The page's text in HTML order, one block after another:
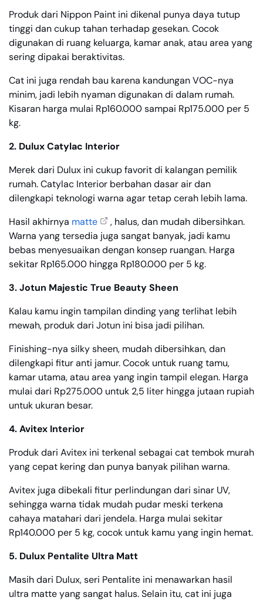
Produk dari Nippon Paint ini dikenal punya daya tutup
tinggi dan cukup tahan terhadap gesekan. Cocok
digunakan di ruang keluarga, kamar anak, atau area yang
sering dipakai beraktivitas.
Cat ini juga rendah bau karena kandungan VOC-nya
minim, jadi lebih nyaman digunakan di dalam rumah.
Kisaran harga mulai Rp160.000 sampai Rp175.000 per 5
kg.
2. Dulux Catylac Interior
Merek dari Dulux ini cukup favorit di kalangan pemilik
rumah. Catylac Interior berbahan dasar air dan
dilengkapi teknologi warna agar tetap cerah lebih lama.
Hasil akhirnya matte
, halus, dan mudah dibersihkan.
Warna yang tersedia juga sangat banyak, jadi kamu
bebas menyesuaikan dengan konsep ruangan. Harga
sekitar Rp165.000 hingga Rp180.000 per 5 kg.
3. Jotun Majestic True Beauty Sheen
Kalau kamu ingin tampilan dinding yang terlihat lebih
mewah, produk dari Jotun ini bisa jadi pilihan.
Finishing-nya silky sheen, mudah dibersihkan, dan
dilengkapi fitur anti jamur. Cocok untuk ruang tamu,
kamar utama, atau area yang ingin tampil elegan. Harga
mulai dari Rp275.000 untuk 2,5 liter hingga jutaan rupiah
untuk ukuran besar.
4. Avitex Interior
Produk dari Avitex ini terkenal sebagai cat tembok murah
yang cepat kering dan punya banyak pilihan warna.
Avitex juga dibekali fitur perlindungan dari sinar UV,
sehingga warna tidak mudah pudar meski terkena
cahaya matahari dari jendela. Harga mulai sekitar
Rp140.000 per 5 kg, cocok untuk kamu yang ingin hemat.
5. Dulux Pentalite Ultra Matt
Masih dari Dulux, seri Pentalite ini menawarkan hasil
ultra matte yang sangat halus. Selain itu, cat ini juga